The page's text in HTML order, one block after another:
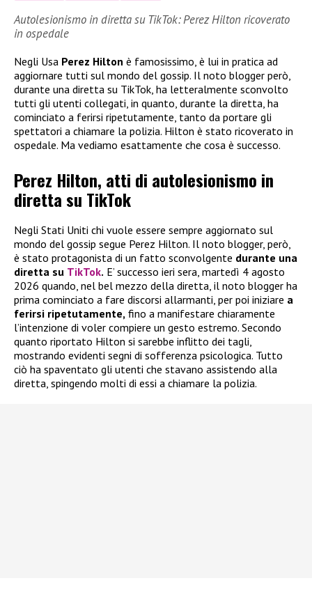
Autolesionismo in diretta su TikTok: Perez Hilton ricoverato
in ospedale
Negli Usa Perez Hilton è famosissimo, è lui in pratica ad
aggiornare tutti sul mondo del gossip. Il noto blogger però,
durante una diretta su TikTok, ha letteralmente sconvolto
tutti gli utenti collegati, in quanto, durante la diretta, ha
cominciato a ferirsi ripetutamente, tanto da portare gli
spettatori a chiamare la polizia. Hilton è stato ricoverato in
ospedale. Ma vediamo esattamente che cosa è successo.
Perez Hilton, atti di autolesionismo in
diretta su TikTok
Negli Stati Uniti chi vuole essere sempre aggiornato sul
mondo del gossip segue Perez Hilton. Il noto blogger, però,
è stato protagonista di un fatto sconvolgente durante una
diretta su TikTok. E’ successo ieri sera, martedì 4 agosto
2026 quando, nel bel mezzo della diretta, il noto blogger ha
prima cominciato a fare discorsi allarmanti, per poi iniziare a
ferirsi ripetutamente, fino a manifestare chiaramente
l’intenzione di voler compiere un gesto estremo. Secondo
quanto riportato Hilton si sarebbe inflitto dei tagli,
mostrando evidenti segni di sofferenza psicologica. Tutto
ciò ha spaventato gli utenti che stavano assistendo alla
diretta, spingendo molti di essi a chiamare la polizia.